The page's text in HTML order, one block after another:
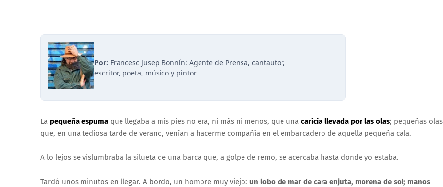
Por: Francesc Jusep Bonnín: Agente de Prensa, cantautor,
escritor, poeta, músico y pintor.
La pequeña espuma que llegaba a mis pies no era, ni más ni menos, que una caricia llevada por las olas; pequeñas olas
que, en una tediosa tarde de verano, venían a hacerme compañía en el embarcadero de aquella pequeña cala.
A lo lejos se vislumbraba la silueta de una barca que, a golpe de remo, se acercaba hasta donde yo estaba.
Tardó unos minutos en llegar. A bordo, un hombre muy viejo: un lobo de mar de cara enjuta, morena de sol; manos